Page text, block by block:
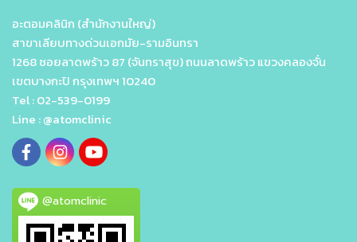
อะตอมคลินิก (สำนักงานใหญ่)
สาขาเลียบทางด่วนเอกมัย-รามอินทรา
1268 ซอยลาดพร้าว 87 (จันทราสุข) ถนนลาดพร้าว แขวงคลองจั่น
เขตบางกะปิ กรุงเทพฯ 10240
Tel : 02-539-0199
Line : @atomclinic
@atomclinic